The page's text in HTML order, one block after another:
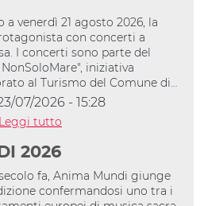
venerdì 21 agosto 2026, la
con concerti a
I concerti sono parte del
iniziativa
al Turismo del Comune di…
07/2026 - 15:28
Leggi tutto
2026
fa, Anima Mundi giunge
confermandosi uno tra i